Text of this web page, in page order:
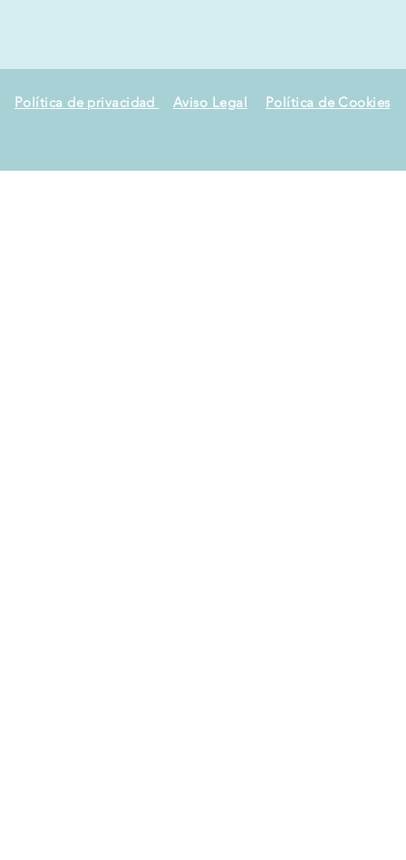
Política de privacidad Aviso Legal Política de Cookies